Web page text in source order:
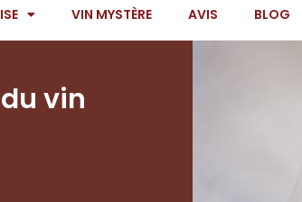
VIN MYSTÈRE AVIS BLOG
vin